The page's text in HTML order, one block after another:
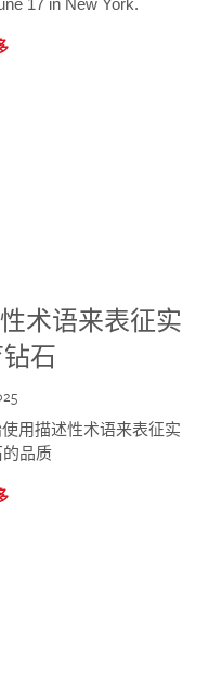
17 in New York.
术语来表征实
石
用描述性术语来表征实
品质